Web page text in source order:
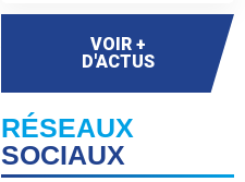
VOIR +
D'ACTUS
RÉSEAUX
SOCIAUX